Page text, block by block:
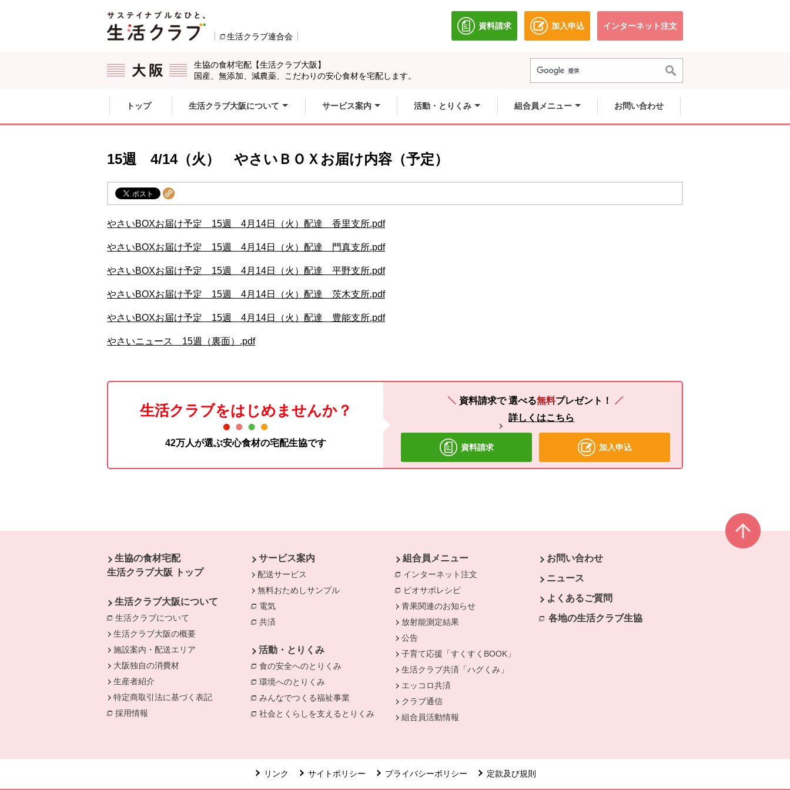
生活クラブ連合会
資料請求
別のウィンドウで開きます。
加入申込
別のウィンドウで開きます。
インターネット注文別のウィンドウで開きます。
生協の食材宅配【生活クラブ大阪】
国産、無添加、減農薬、こだわりの安心食材を宅配します。
ここからサイト内共通メニューです。
サイト内共通メニューをスキップする
トップ 生活クラブ大阪について サービス案内 活動・とりくみ 組合員メニュー お問い合わせ
15週 4/14（火） やさいＢＯＸお届け内容（予定）
やさいBOXお届け予定 15週 4月14日（火）配達 香里支所.pdf
やさいBOXお届け予定 15週 4月14日（火）配達 門真支所.pdf
やさいBOXお届け予定 15週 4月14日（火）配達 平野支所.pdf
やさいBOXお届け予定 15週 4月14日（火）配達 茨木支所.pdf
やさいBOXお届け予定 15週 4月14日（火）配達 豊能支所.pdf
やさいニュース 15週（裏面）.pdf
生活クラブをはじめませんか？
42万人が選ぶ安心食材の宅配生協です
資料請求で選べる無料プレゼント！
詳しくはこちら
資料請求 加入申込
生協の食材宅配
生活クラブ大阪 トップ
生活クラブ大阪について
生活クラブについて
別のウィンドウで開きます。
生活クラブ大阪の概要
施設案内・配送エリア
大阪独自の消費材
生産者紹介
特定商取引法に基づく表記
採用情報
サービス案内
配送サービス
無料おためしサンプル
電気
共済
活動・とりくみ
食の安全へのとりくみ 別のウィンドウで開きます。
環境へのとりくみ 別のウィンドウで開きます。
みんなでつくる福祉事業 別のウィンドウで開きます。
社会とくらしを支えるとりくみ 別のウィンドウで開きます。
組合員メニュー
インターネット注文 別のウィンドウで開きます。
ビオサポレシピ
青果関連のお知らせ
放射能測定結果
公告
子育て応援「すくすくBOOK」
生活クラブ共済「ハグくみ」
エッコロ共済
クラブ通信
組合員活動情報
お問い合わせ
ニュース
よくあるご質問
各地の生活クラブ生協
リンク サイトポリシー プライバシーポリシー 定款及び規則